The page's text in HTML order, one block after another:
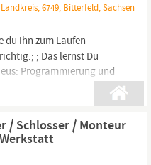
6749, Bitterfeld, Sachsen
du ihn zum Laufen
; Das lernst Du
Programmierung und
elektronischen Anlagen
komplexen Maschinen
und das Ergreifen von
/ Schlosser / Monteur